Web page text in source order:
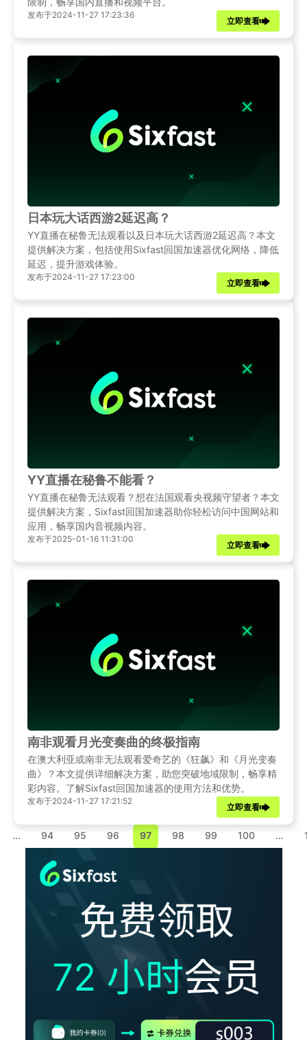
发布于2024-11-27 17:23:36
立即查看
日本玩大话西游2延迟高？
YY直播在秘鲁无法观看以及日本玩大话西游2延迟高？本文
提供解决方案，包括使用Sixfast回国加速器优化网络，降低
延迟，提升游戏体验。
发布于2024-11-27 17:23:00
立即查看
YY直播在秘鲁不能看？
YY直播在秘鲁无法观看？想在法国观看央视频守望者？本文
提供解决方案，Sixfast回国加速器助你轻松访问中国网站和
应用，畅享国内音视频内容。
发布于2025-01-16 11:31:00
立即查看
南非观看月光变奏曲的终极指南
在澳大利亚或南非无法观看爱奇艺的《狂飙》和《月光变奏
曲》？本文提供详细解决方案，助您突破地域限制，畅享精
彩内容。了解Sixfast回国加速器的使用方法和优势。
发布于2024-11-27 17:21:52
立即查看
... 94 95 96 97 98 99 100 ...